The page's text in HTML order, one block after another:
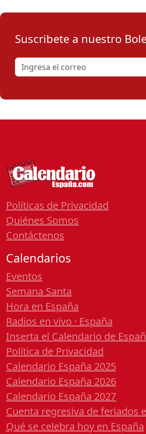
Suscribete a nuestro
Políticas de Privacidad
Quiénes Somos
Contáctenos
Calendarios
Eventos
Semana Santa
Hora en España
Radios en vivo · España
Inserta el Calendario de
Política de Privacidad
Calendario España 2025
Calendario España 2026
Calendario España 2027
Cuenta regresiva de feriados
Qué se celebra hoy en España